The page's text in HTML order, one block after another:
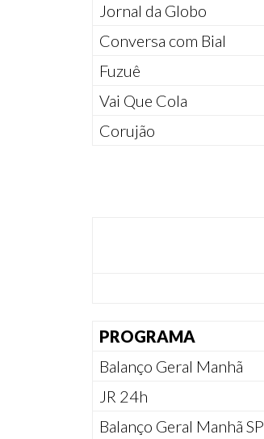
Jornal da Globo
Conversa com Bial
Fuzuê
Vai Que Cola
Corujão
PROGRAMA
Balanço Geral Manhã
JR 24h
Balanço Geral Manhã SP